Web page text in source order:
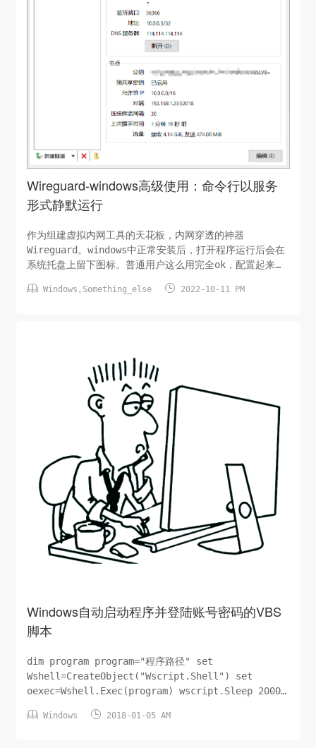
Wireguard-windows高级使用：命令行以服务
形式静默运行
作为组建虚拟内网工具的天花板，内网穿透的神器
Wireguard。windows中正常安装后，打开程序运行后会在
系统托盘上留下图标。普通用户这么用完全ok，配置起来也
wireguard后，并不想被随意的更改（不被容易发现），就
 Windows , Something_else  2022-10-11 PM
Windows自动启动程序并登陆账号密码的VBS
脚本
dim program program="程序路径" set
Wshell=CreateObject("Wscript.Shell") set
oexec=Wshell.Exec(program) wscript.Sleep 2000
{TA...
 Windows  2018-01-05 AM